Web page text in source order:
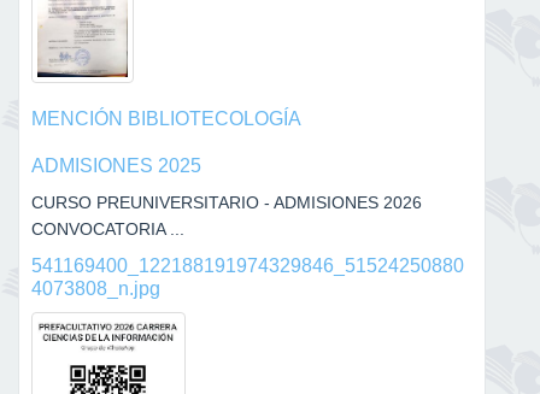
MENCIÓN BIBLIOTECOLOGÍA
ADMISIONES 2025
CURSO PREUNIVERSITARIO - ADMISIONES 2026
CONVOCATORIA ...
541169400_122188191974329846_51524250880
4073808_n.jpg